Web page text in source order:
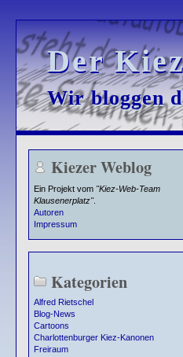
Der
Der
Wir bloggen
Wir bloggen
Kiezer Weblog
Ein Projekt vom "Kiez-Web-Team
Klausenerplatz".
Autoren
Impressum
Kategorien
Alfred Rietschel
Blog-News
Cartoons
Charlottenburger Kiez-Kanonen
Freiraum